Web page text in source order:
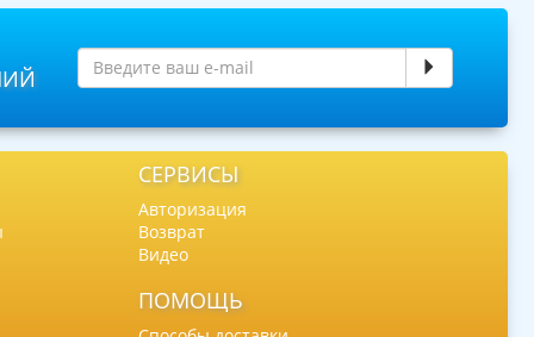
СЕРВИСЫ
Авторизация
Возврат
Видео
ПОМОЩЬ